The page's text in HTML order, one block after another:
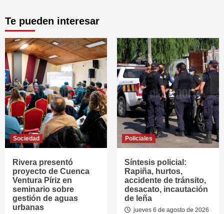
Te pueden interesar
Sociedad
Rivera presentó
proyecto de Cuenca
Ventura Píriz en
seminario sobre
gestión de aguas
urbanas
Policiales
Síntesis policial:
Rapiña, hurtos,
accidente de tránsito,
desacato, incautación
de leña
jueves 6 de agosto de 2026